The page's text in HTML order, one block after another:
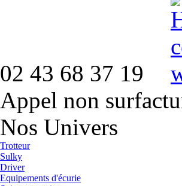
02 43 68 37 19
Appel non
Nos Univers
Trotteur
Sulky
Driver
Equipements d'écurie